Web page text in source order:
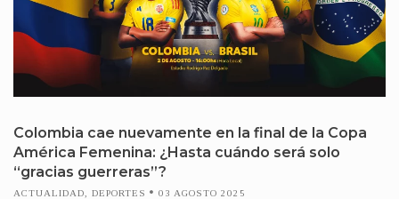
Colombia cae nuevamente en la final de la Copa
América Femenina: ¿Hasta cuándo será solo
“gracias guerreras”?
ACTUALIDAD DEPORTES 03 AGOSTO 2025